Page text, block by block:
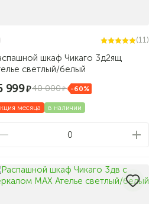
(11)
шкаф Чикаго 3д2ящ
светлый/белый
999 40 000 -60%
месяца в наличии
0